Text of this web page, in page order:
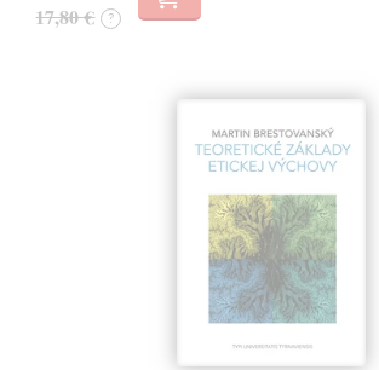
17,80 € ?